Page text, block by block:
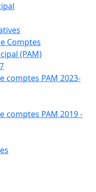
Comptes
(PAM)
comptes PAM 2023-
comptes PAM 2019 -